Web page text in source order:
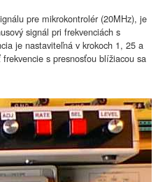
pre mikrokontrolér (20MHz), je
signál pri frekvenciách s
je nastaviteľná v krokoch 1, 25 a
s presnosťou blížiacou sa